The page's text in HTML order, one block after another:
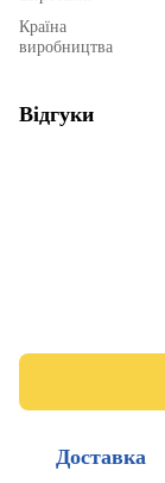
Країна
виробництва
Відгуки
Доставка